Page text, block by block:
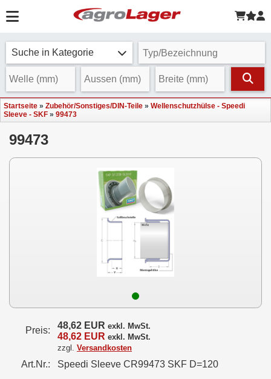
Suche in Kategorie
Startseite » Zubehör/Sonstiges/DIN-Teile » Wellenschutzhülse - Speedi
Sleeve - SKF » 99473
99473
Preis: 48,62 EUR exkl. MwSt.
48,62 EUR exkl. MwSt.
zzgl. Versandkosten
Art.Nr.: Speedi Sleeve CR99473 SKF D=120